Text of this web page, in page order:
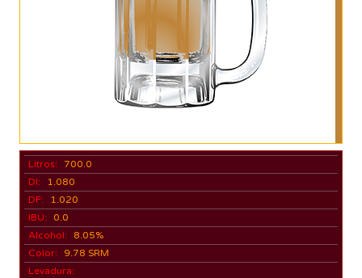
Litros: 700.0
DI:
1.080
DF:
1.020
IBU:
0.0
Alcohol:
8.05%
Color:
9.78 SRM
Levadura: